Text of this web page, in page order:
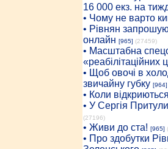
16 000 екз. на
• Чому не варто
• Рівнян
онлайн [965] (27459)
• Масштабна
«реабілітаційних
• Щоб овочі в
звичайну губку [964]
• Коли
• У Сергія
(27196)
• Живи до ста! [965]
• Про здобутки